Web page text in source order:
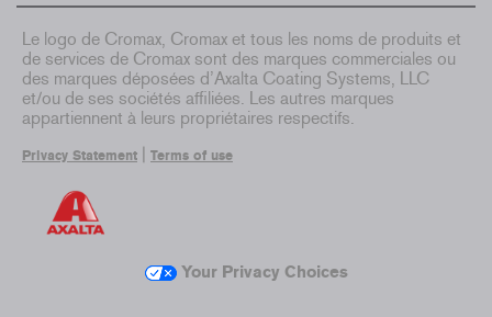
Le logo de Cromax, Cromax et tous les noms de produits et
de services de Cromax sont des marques commerciales ou
des marques déposées d’Axalta Coating Systems, LLC
et/ou de ses sociétés affiliées. Les autres marques
appartiennent à leurs propriétaires respectifs.
Privacy Statement Terms of use
Your Privacy Choices